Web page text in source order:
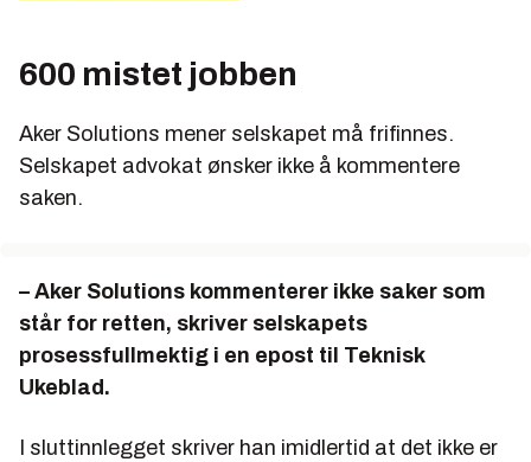
600 mistet jobben
Aker Solutions mener selskapet må frifinnes.
Selskapet advokat ønsker ikke å kommentere
saken.
– Aker Solutions kommenterer ikke saker som
står for retten, skriver selskapets
prosessfullmektig i en epost til Teknisk
Ukeblad.
I sluttinnlegget skriver han imidlertid at det ikke er